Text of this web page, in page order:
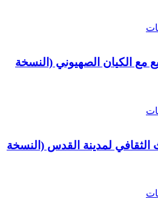
مع الكيان الصهيوني (النسخة
لمدينة القدس (النسخة